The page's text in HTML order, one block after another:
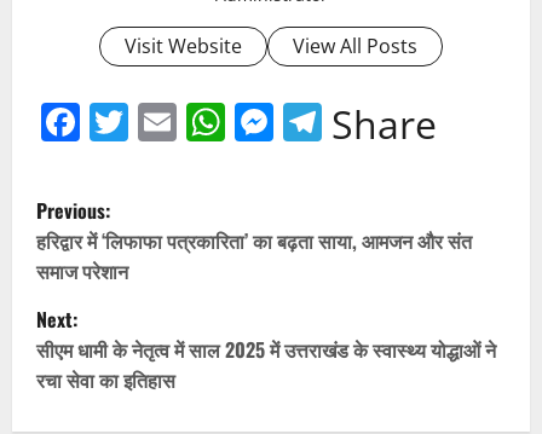
Visit Website View All Posts
Facebook
Twitter
EmailWhatsApp
Messenger
Telegram
Share
P
o
s
t
n
Previous:
हरिद्वार में ‘लिफाफा पत्रकारिता’ का बढ़ता साया, आमजन और संत
समाज परेशान
Next:
सीएम धामी के नेतृत्व में साल 2025 में उत्तराखंड के स्वास्थ्य योद्धाओं ने
रचा सेवा का इतिहास